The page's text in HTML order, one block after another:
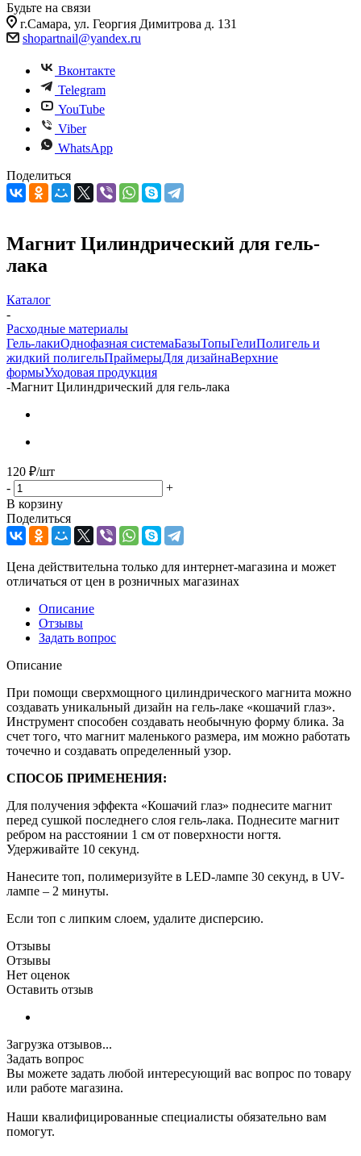
Будьте на связи
г.Самара, ул. Георгия Димитрова д. 131
shopartnail@yandex.ru
Вконтакте
Telegram
YouTube
Viber
WhatsApp
Поделиться
Магнит Цилиндрический для гель-
лака
Каталог
-
Расходные материалы
Гель-лакиОднофазная системаБазыТопыГелиПолигель и
жидкий полигельПраймерыДля дизайнаВерхние
формыУходовая продукция
-Магнит Цилиндрический для гель-лака
120 ₽/шт
-
+
В корзину
Поделиться
Цена действительна только для интернет-магазина и может
отличаться от цен в розничных магазинах
Описание
Отзывы
Задать вопрос
Описание
При помощи сверхмощного цилиндрического магнита можно
создавать уникальный дизайн на гель-лаке «кошачий глаз».
Инструмент способен создавать необычную форму блика. За
счет того, что магнит маленького размера, им можно работать
точечно и создавать определенный узор.
СПОСОБ ПРИМЕНЕНИЯ:
Для получения эффекта «Кошачий глаз» поднесите магнит
перед сушкой последнего слоя гель-лака. Поднесите магнит
ребром на расстоянии 1 см от поверхности ногтя.
Удерживайте 10 секунд.
Нанесите топ, полимеризуйте в LED-лампе 30 секунд, в UV-
лампе – 2 минуты.
Если топ с липким слоем, удалите дисперсию.
Отзывы
Отзывы
Нет оценок
Оставить отзыв
Загрузка отзывов...
Задать вопрос
Вы можете задать любой интересующий вас вопрос по товару
или работе магазина.
Наши квалифицированные специалисты обязательно вам
помогут.